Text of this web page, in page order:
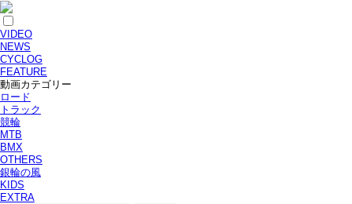
VIDEO
NEWS
CYCLOG
FEATURE
動画カテゴリー
ロード
トラック
競輪
MTB
BMX
OTHERS
銀輪の風
KIDS
EXTRA